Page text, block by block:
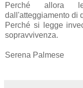
Perché allora
dall'atteggiamento di
Perché si legge
sopravvivenza.
Serena Palmese